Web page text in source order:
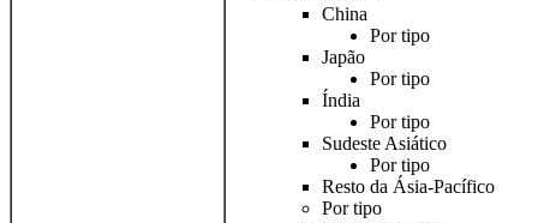
China
Por tipo
Japão
Por tipo
Índia
Por tipo
Sudeste Asiático
Por tipo
Resto da Ásia-Pacífico
Por tipo